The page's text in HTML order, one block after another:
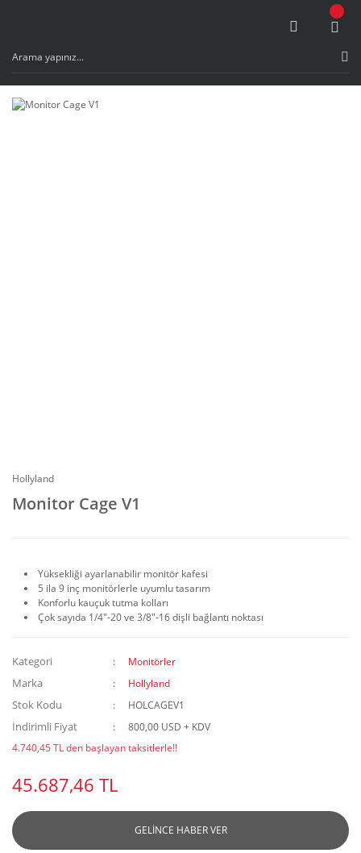
Hollyland
Monitor Cage V1
Yüksekliği ayarlanabilir monitör kafesi
5 ila 9 inç monitörlerle uyumlu tasarım
Konforlu kauçuk tutma kolları
Çok sayıda 1/4"-20 ve 3/8"-16 dişli bağlantı noktası
Kategori Monitörler
Marka Hollyland
Stok Kodu HOLCAGEV1
İndirimli Fiyat
800,00 USD + KDV
4.740,45 TL den başlayan taksitlerle!!
45.687,46 TL
GELİNCE HABER VER